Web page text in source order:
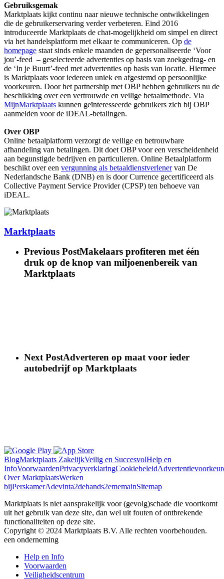
Gebruiksgemak
Marktplaats kijkt continu naar nieuwe technische ontwikkelingen
die de gebruikerservaring verder verbeteren. Eind 2016
introduceerde Marktplaats de chat-mogelijkheid om simpel en direct
via het handelsplatform met elkaar te communiceren. Op de
homepage staat sinds enkele maanden de gepersonaliseerde ‘Voor
jou’-feed – geselecteerde advertenties op basis van zoekgedrag- en
de ‘In je Buurt’-feed met advertenties op basis van locatie. Hiermee
is Marktplaats voor iedereen uniek en afgestemd op persoonlijke
voorkeuren. Door het partnership met OBP hebben gebruikers nu de
beschikking over een vertrouwde en veilige betaalmethode. Via
MijnMarktplaats kunnen geïnteresseerde gebruikers zich bij OBP
aanmelden voor de iDEAL-betalingen.
Over OBP
Online betaalplatform verzorgt de veilige en betrouwbare
afhandeling van betalingen. Dit doet OBP voor een verscheidenheid
aan begunstigde bedrijven en particulieren. Online Betaalplatform
beschikt over een vergunning als betaaldienstverlenervan De
Nederlandsche Bank (DNB) en is door Currence gecertificeerd als
Collective Payment Service Provider (CPSP) ten behoeve van
iDEAL.
Marktplaats
Previous PostMakelaars profiteren met één
druk op de knop van miljoenenbereik van
Marktplaats
Next PostAdverteren op maat voor ieder
autobedrijf op Marktplaats
BlogMarktplaats ZakelijkVeilig en SuccesvolHelp en
InfoVoorwaardenPrivacyverklaringCookiebeleid
Over MarktplaatsWerken
bijPerskamerAdevinta2dehands2ememainSitemap
Marktplaats is niet aansprakelijk voor (gevolg)schade die voortkomt
uit het gebruik van deze site, dan wel uit fouten of ontbrekende
functionaliteiten op deze site.
Copyright © 2024 Marktplaats B.V. Alle rechten voorbehouden.
een onderneming
Help en Info
Voorwaarden
Veiligheidscentrum